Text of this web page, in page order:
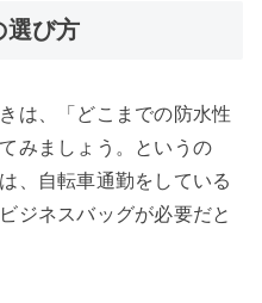
選び方
は、「どこまでの防水性
みましょう。というの
、自転車通勤をしている
ジネスバッグが必要だと